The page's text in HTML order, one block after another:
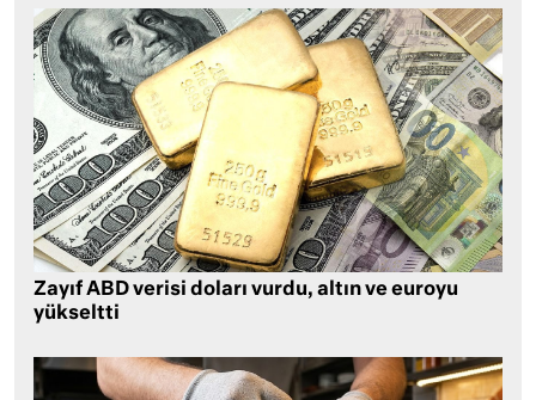
Zayıf ABD verisi doları vurdu, altın ve euroyu
yükseltti